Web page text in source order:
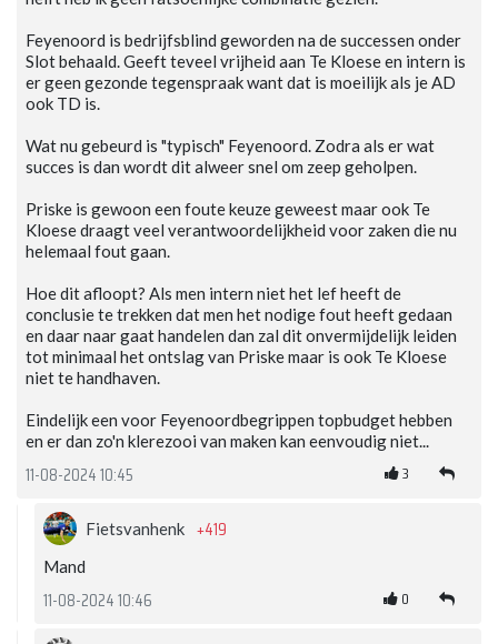
Feyenoord is bedrijfsblind geworden na de successen onder
Slot behaald. Geeft teveel vrijheid aan Te Kloese en intern is
er geen gezonde tegenspraak want dat is moeilijk als je AD
ook TD is.
Wat nu gebeurd is "typisch" Feyenoord. Zodra als er wat
succes is dan wordt dit alweer snel om zeep geholpen.
Priske is gewoon een foute keuze geweest maar ook Te
Kloese draagt veel verantwoordelijkheid voor zaken die nu
helemaal fout gaan.
Hoe dit afloopt? Als men intern niet het lef heeft de
conclusie te trekken dat men het nodige fout heeft gedaan
en daar naar gaat handelen dan zal dit onvermijdelijk leiden
tot minimaal het ontslag van Priske maar is ook Te Kloese
niet te handhaven.
Eindelijk een voor Feyenoordbegrippen topbudget hebben
en er dan zo'n klerezooi van maken kan eenvoudig niet...
11-08-2024 10:45 3
Fietsvanhenk +419
Mand
11-08-2024 10:46 0